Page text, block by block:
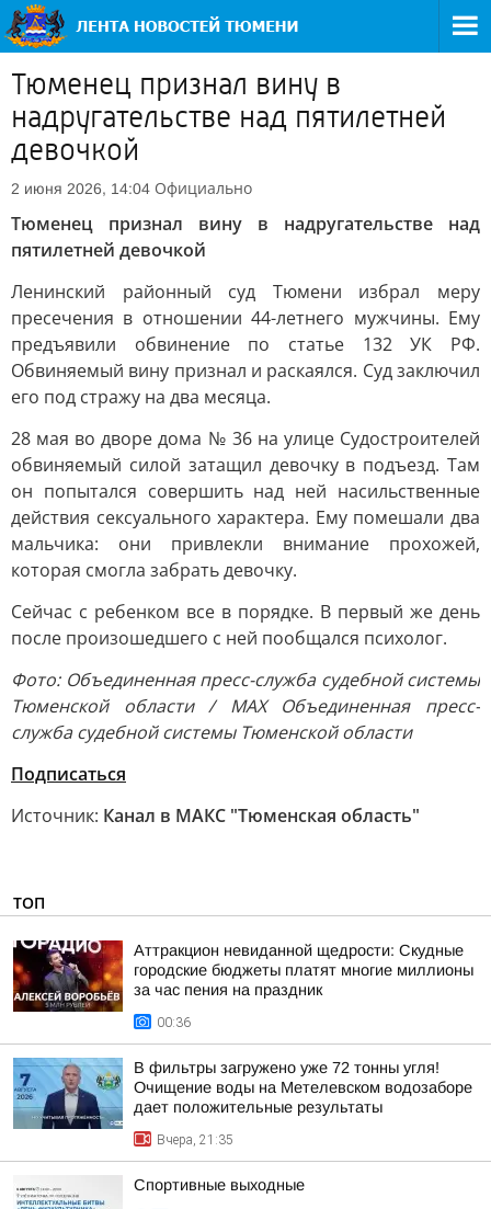
Тюменец признал вину в
надругательстве над пятилетней
девочкой
2 июня 2026, 14:04 Официально
Тюменец признал вину в надругательстве над
пятилетней девочкой
Ленинский районный суд Тюмени избрал меру
пресечения в отношении 44-летнего мужчины. Ему
предъявили обвинение по статье 132 УК РФ.
Обвиняемый вину признал и раскаялся. Суд заключил
его под стражу на два месяца.
28 мая во дворе дома № 36 на улице Судостроителей
обвиняемый силой затащил девочку в подъезд. Там
он попытался совершить над ней насильственные
действия сексуального характера. Ему помешали два
мальчика: они привлекли внимание прохожей,
которая смогла забрать девочку.
Сейчас с ребенком все в порядке. В первый же день
после произошедшего с ней пообщался психолог.
Фото: Объединенная пресс-служба судебной системы
Тюменской области / MAX Объединенная пресс-
служба судебной системы Тюменской области
Подписаться
Источник: Канал в МАКС "Тюменская область"
ТОП
Аттракцион невиданной щедрости: Скудные
городские бюджеты платят многие миллионы
за час пения на праздник
00:36
В фильтры загружено уже 72 тонны угля!
Очищение воды на Метелевском водозаборе
дает положительные результаты
Вчера, 21:35
Спортивные выходные